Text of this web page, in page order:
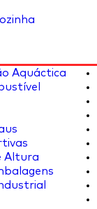
Aquáctica
Altura